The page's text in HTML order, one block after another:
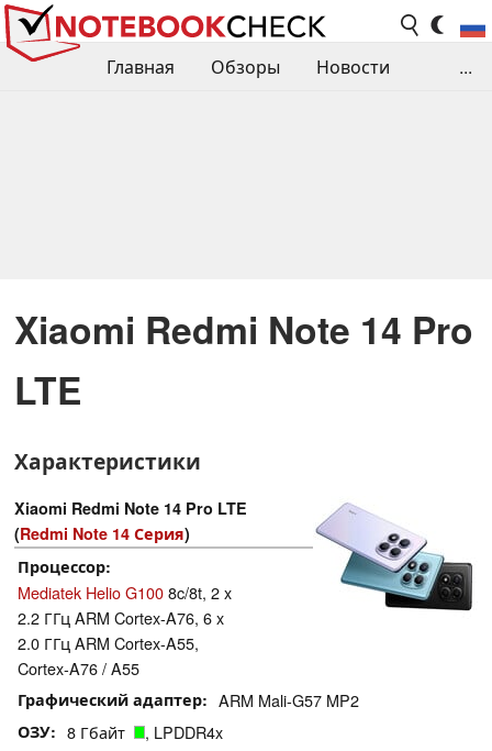
Главная Обзоры
Новости
...
Xiaomi Redmi Note 14 Pro
LTE
Характеристики
Xiaomi Redmi Note 14 Pro LTE
(Redmi Note 14 Серия)
Процессор
Mediatek Helio G1008c/8t, 2 x
2.2 ГГц ARM Cortex-A76, 6 x
2.0 ГГц ARM Cortex-A55,
Cortex-A76 / A55
Графический адаптер ARM Mali-G57 MP2
ОЗУ 8 Гбайт , LPDDR4x